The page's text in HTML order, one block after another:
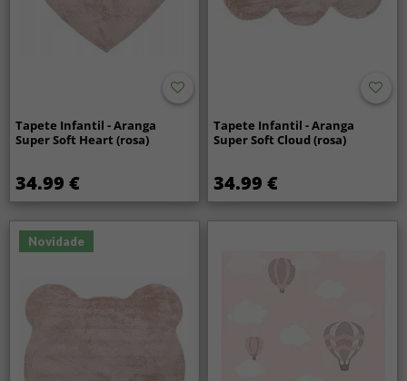
Tapete Infantil - Aranga
Super Soft Heart (rosa)
34.99 €
Tapete Infantil - Aranga
Super Soft Cloud (rosa)
34.99 €
Novidade